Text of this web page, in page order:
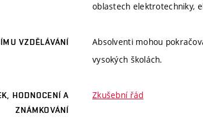
oblastech elektrotechniky,
VZDĚLÁVÁNÍ
Absolventi mohou
vysokých školách.
HODNOCENÍ A
ZNÁMKOVÁNÍ
Zkušební řád